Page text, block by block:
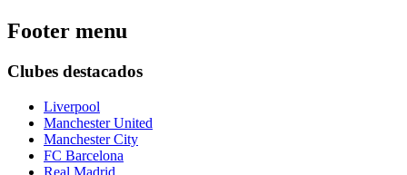
Footer menu
Clubes destacados
Liverpool
Manchester United
Manchester City
FC Barcelona
Real Madrid